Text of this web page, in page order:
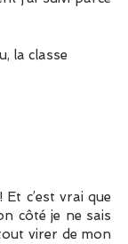
la classe
c’est vrai que
côté je ne sais
virer de mon